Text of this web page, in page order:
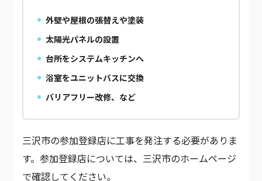
外壁や屋根の張替えや塗装
太陽光パネルの設置
台所をシステムキッチンへ
浴室をユニットバスに交換
バリアフリー改修、など
三沢市の参加登録店に工事を発注する必要がありま
す。参加登録店については、三沢市のホームページ
で確認してください。